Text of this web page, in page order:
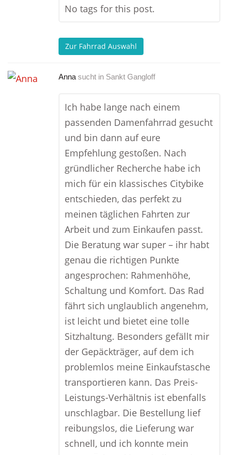
No tags for this post.
Zur Fahrrad Auswahl
Anna sucht in Sankt Gangloff
Ich habe lange nach einem
passenden Damenfahrrad gesucht
und bin dann auf eure
Empfehlung gestoßen. Nach
gründlicher Recherche habe ich
mich für ein klassisches Citybike
entschieden, das perfekt zu
meinen täglichen Fahrten zur
Arbeit und zum Einkaufen passt.
Die Beratung war super – ihr habt
genau die richtigen Punkte
angesprochen: Rahmenhöhe,
Schaltung und Komfort. Das Rad
fährt sich unglaublich angenehm,
ist leicht und bietet eine tolle
Sitzhaltung. Besonders gefällt mir
der Gepäckträger, auf dem ich
problemlos meine Einkaufstasche
transportieren kann. Das Preis-
Leistungs-Verhältnis ist ebenfalls
unschlagbar. Die Bestellung lief
reibungslos, die Lieferung war
schnell, und ich konnte mein